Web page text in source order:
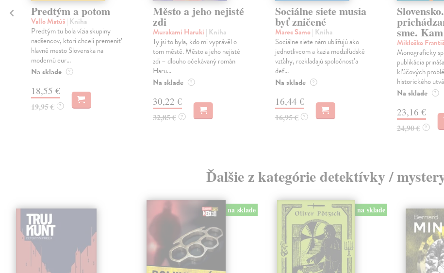
Predtým a potom
Vallo Matúš| Kniha
Predtým tu bola vízia skupiny
nadšencov, ktorí chceli premeniť
hlavné mesto Slovenska na
modernú eur...
Na sklade ?
18,55 €
19,95 € ?
Město a jeho nejisté
zdi
Murakami Haruki | Kniha
Ty jsi to byla, kdo mi vyprávěl o
tom městě. Město a jeho nejisté
zdi – dlouho očekávaný román
Haru...
Na sklade ?
30,22 €
32,85 € ?
Sociálne siete musia
byť zničené
Marec Samo| Kniha
Sociálne siete nám ubližujú ako
jednotlivcom a kazia medziľudské
vzťahy, rozkladajú spoločnosť a
def...
Na sklade ?
16,44 €
16,95 € ?
sme.
Mikloško
Monograficky
publikácia
kľúčových
historického
Na sklade ?
23,16 €
24,90 € ?
Ďalšie z kategórie detektívky /
na sklade na sklade